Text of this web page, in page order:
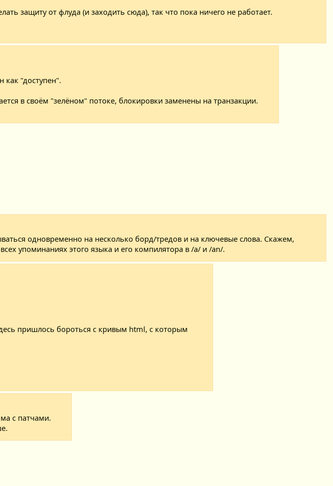
защиту от флуда (и заходить сюда), так что пока ничего не работает.
как "доступен".
в своём "зелёном" потоке, блокировки заменены на транзакции.
одновременно на несколько борд/тредов и на ключевые слова. Скажем,
упоминаниях этого языка и его компилятора в /a/ и /an/.
пришлось бороться с кривым html, с которым
с патчами.